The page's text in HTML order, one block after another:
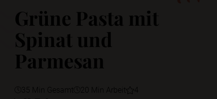
Grüne Pasta mit
Spinat und
Parmesan
35 Min Gesamt 20 Min Arbeit 4